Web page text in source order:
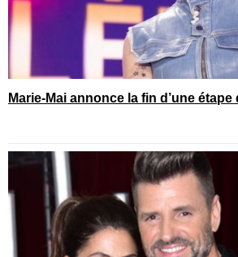
Marie-Mai annonce la fin d’une